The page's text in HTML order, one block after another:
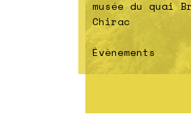
musée du quai
Chirac
Évènements